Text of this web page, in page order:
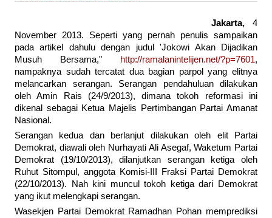
Jakarta, 4
November 2013. Seperti yang pernah penulis sampaikan
pada artikel dahulu dengan judul 'Jokowi Akan Dijadikan
Musuh Bersama,"
http://ramalanintelijen.net/?p=7601,
nampaknya sudah tercatat dua bagian parpol yang elitnya
melancarkan serangan. Serangan pendahuluan dilakukan
oleh Amin Rais (24/9/2013), dimana tokoh reformasi ini
dikenal sebagai Ketua Majelis Pertimbangan Partai Amanat
Nasional.
Serangan kedua dan berlanjut dilakukan oleh elit Partai
Demokrat, diawali oleh Nurhayati Ali Asegaf, Waketum Partai
Demokrat (19/10/2013), dilanjutkan serangan ketiga oleh
Ruhut Sitompul, anggota Komisi-III Fraksi Partai Demokrat
(22/10/2013). Nah kini muncul tokoh ketiga dari Demokrat
yang ikut melengkapi serangan.
Wasekjen Partai Demokrat Ramadhan Pohan memprediksi